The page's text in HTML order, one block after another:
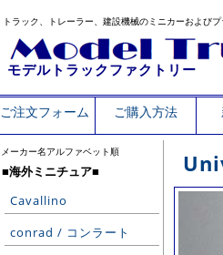
トラック、トレーラー、建設機械のミニカーおよび
モデルトラックファクトリー
ご注文フォーム ご購入方法
メーカー名アルファベット順
■海外ミニチュア■
Cavallino
conrad / コンラート